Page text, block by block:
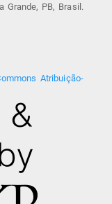
Grande, PB, Brasil.
Atribuição-